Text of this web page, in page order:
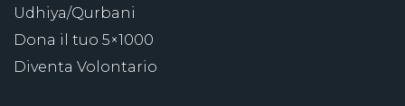
Udhiya/Qurbani
Dona il tuo 5×1000
Diventa Volontario